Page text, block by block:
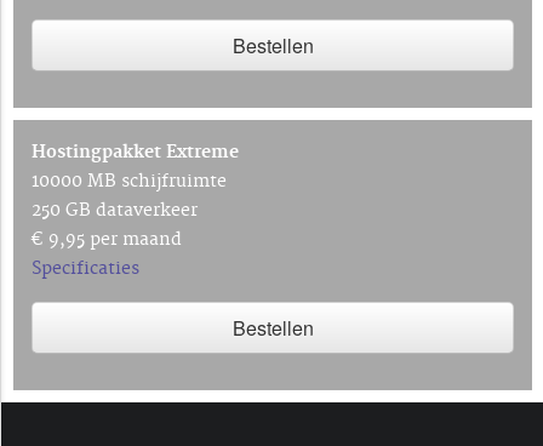
Bestellen
Hostingpakket Extreme
10000 MB schijfruimte
250 GB dataverkeer
€ 9,95 per maand
Specificaties
Bestellen